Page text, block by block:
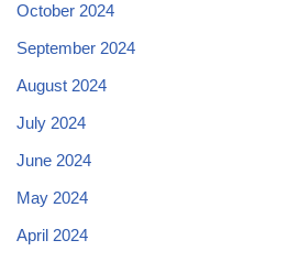
October 2024
September 2024
August 2024
July 2024
June 2024
May 2024
April 2024